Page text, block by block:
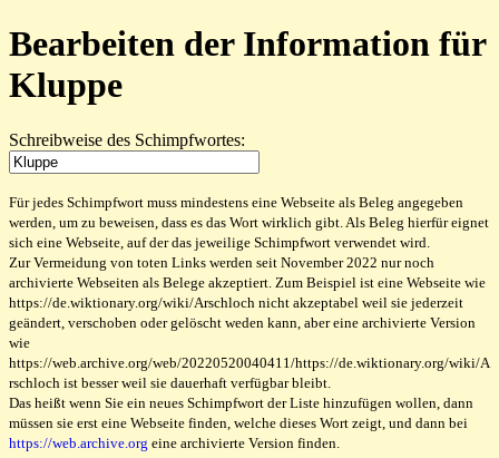
Bearbeiten der Information für
Kluppe
Schreibweise des Schimpfwortes:
Für jedes Schimpfwort muss mindestens eine Webseite als Beleg angegeben
werden, um zu beweisen, dass es das Wort wirklich gibt. Als Beleg hierfür eignet
sich eine Webseite, auf der das jeweilige Schimpfwort verwendet wird.
Zur Vermeidung von toten Links werden seit November 2022 nur noch
archivierte Webseiten als Belege akzeptiert. Zum Beispiel ist eine Webseite wie
https://de.wiktionary.org/wiki/Arschloch nicht akzeptabel weil sie jederzeit
geändert, verschoben oder gelöscht weden kann, aber eine archivierte Version
wie
https://web.archive.org/web/20220520040411/https://de.wiktionary.org/wiki/A
rschloch ist besser weil sie dauerhaft verfügbar bleibt.
Das heißt wenn Sie ein neues Schimpfwort der Liste hinzufügen wollen, dann
müssen sie erst eine Webseite finden, welche dieses Wort zeigt, und dann bei
https://web.archive.org eine archivierte Version finden.